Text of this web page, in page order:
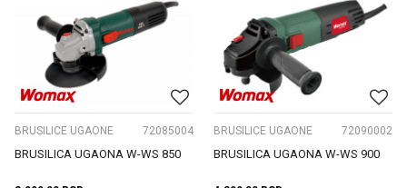
BRUSILICE UGAONE 72085004
BRUSILICA UGAONA W-WS 850
BRUSILICE UGAONE 72090002
BRUSILICA UGAONA W-WS 900